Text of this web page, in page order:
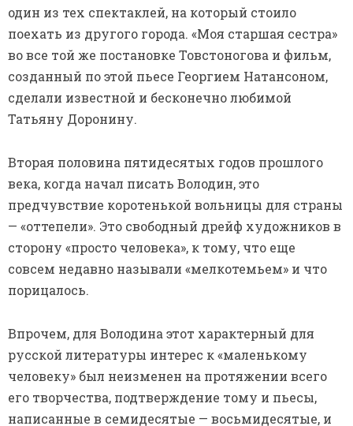
один из тех спектаклей, на который стоило
поехать из другого города. «Моя старшая сестра»
во все той же постановке Товстоногова и фильм,
созданный по этой пьесе Георгием Натансоном,
сделали известной и бесконечно любимой
Татьяну Доронину.
Вторая половина пятидесятых годов прошлого
века, когда начал писать Володин, это
предчувствие коротенькой вольницы для страны
— «оттепели». Это свободный дрейф художников в
сторону «просто человека», к тому, что еще
совсем недавно называли «мелкотемьем» и что
порицалось.
Впрочем, для Володина этот характерный для
русской литературы интерес к «маленькому
человеку» был неизменен на протяжении всего
его творчества, подтверждение тому и пьесы,
написанные в семидесятые — восьмидесятые, и